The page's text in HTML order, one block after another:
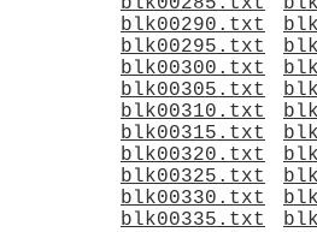
blk00290.txt
blk00295.txt
blk00300.txt
blk00305.txt
blk00310.txt
blk00315.txt
blk00320.txt
blk00325.txt
blk00330.txt
blk00335.txt